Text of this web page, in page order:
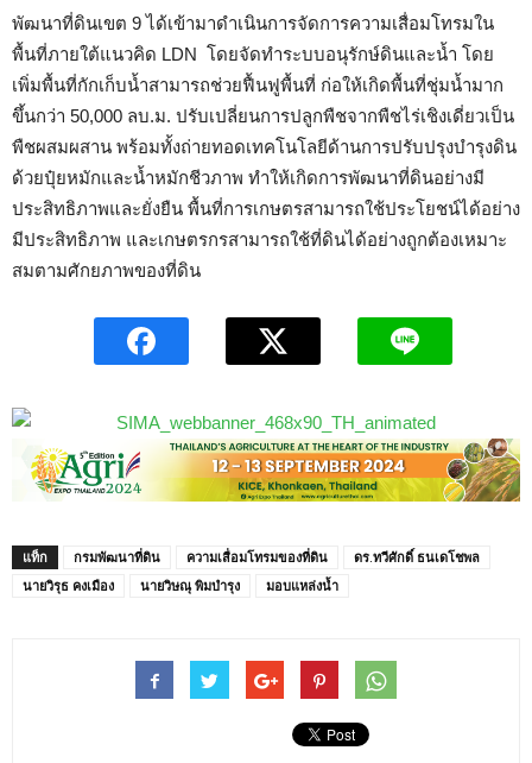
พัฒนาที่ดินเขต 9 ได้เข้ามาดำเนินการจัดการความเสื่อมโทรมใน
พื้นที่ภายใต้แนวคิด LDN โดยจัดทำระบบอนุรักษ์ดินและน้ำ โดย
เพิ่มพื้นที่กักเก็บน้ำสามารถช่วยฟื้นฟูพื้นที่ ก่อให้เกิดพื้นที่ชุ่มน้ำมาก
ขึ้นกว่า 50,000 ลบ.ม. ปรับเปลี่ยนการปลูกพืชจากพืชไร่เชิงเดี่ยวเป็น
พืชผสมผสาน พร้อมทั้งถ่ายทอดเทคโนโลยีด้านการปรับปรุงบำรุงดิน
ด้วยปุ๋ยหมักและน้ำหมักชีวภาพ ทำให้เกิดการพัฒนาที่ดินอย่างมี
ประสิทธิภาพและยั่งยืน พื้นที่การเกษตรสามารถใช้ประโยชน์ได้อย่าง
มีประสิทธิภาพ และเกษตรกรสามารถใช้ที่ดินได้อย่างถูกต้องเหมาะ
สมตามศักยภาพของที่ดิน
แท็ก กรมพัฒนาที่ดิน ความเสื่อมโทรมของที่ดิน
ดร.ทวีศักดิ์ ธนเดโชพล
นายวิรุธ คงเมือง
นายวิษณุ พิมบำรุง มอบแหล่งน้ำ